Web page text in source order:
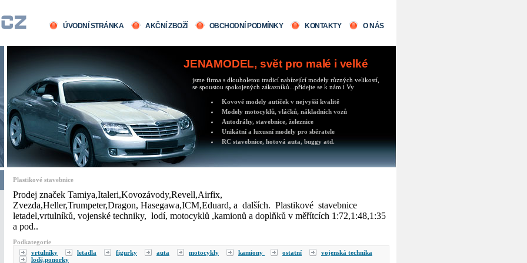
ÚVODNÍ STRÁNKA AKČNÍ ZBOŽÍ OBCHODNÍ PODMÍNKY KONTAKTY O NÁS
JENAMODEL, svět pro malé i velké
jsme firma s dlouholetou tradicí nabízející modely různých velikostí,
se spoustou spokojených zákazníků...přidejte se k nám i Vy
Kovové modely autíček v nejvyšší kvalitě
Modely motocyklů, vláčků, nákladních vozů
Autodráhy, stavebnice, železnice
Unikátní a luxusní modely pro sběratele
RC stavebnice, hotová auta, buggy atd.
Plastikové stavebnice
Prodej značek Tamiya,Italeri,Kovozávody,Revell,Airfix,
Zvezda,Heller,Trumpeter,Dragon, Hasegawa,ICM,Eduard, a dalších. Plastikové stavebnice
letadel,vrtulníků, vojenské techniky, lodí, motocyklů ,kamionů a doplňků v měřítcích 1:72,1:48,1:35
a pod..
Podkategorie
vrtulníky
letadla figurky auta motocykly kamiony ostatní
vojenská technika
lodě,ponorky